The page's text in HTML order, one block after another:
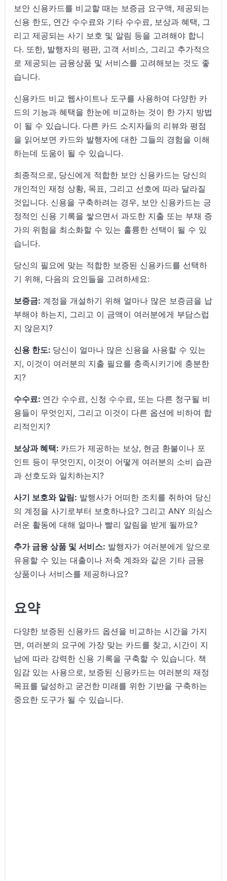
보안 신용카드를 비교할 때는 보증금 요구액, 제공되는
신용 한도, 연간 수수료와 기타 수수료, 보상과 혜택, 그
리고 제공되는 사기 보호 및 알림 등을 고려해야 합니
다. 또한, 발행자의 평판, 고객 서비스, 그리고 추가적으
로 제공되는 금융상품 및 서비스를 고려해보는 것도 좋
습니다.
신용카드 비교 웹사이트나 도구를 사용하여 다양한 카
드의 기능과 혜택을 한눈에 비교하는 것이 한 가지 방법
이 될 수 있습니다. 다른 카드 소지자들의 리뷰와 평점
을 읽어보면 카드와 발행자에 대한 그들의 경험을 이해
하는데 도움이 될 수 있습니다.
최종적으로, 당신에게 적합한 보안 신용카드는 당신의
개인적인 재정 상황, 목표, 그리고 선호에 따라 달라질
것입니다. 신용을 구축하려는 경우, 보안 신용카드는 긍
정적인 신용 기록을 쌓으면서 과도한 지출 또는 부채 증
가의 위험을 최소화할 수 있는 훌륭한 선택이 될 수 있
습니다.
당신의 필요에 맞는 적합한 보증된 신용카드를 선택하
기 위해, 다음의 요인들을 고려하세요:
보증금: 계정을 개설하기 위해 얼마나 많은 보증금을 납
부해야 하는지, 그리고 이 금액이 여러분에게 부담스럽
지 않은지?
신용 한도: 당신이 얼마나 많은 신용을 사용할 수 있는
지, 이것이 여러분의 지출 필요를 충족시키기에 충분한
지?
수수료: 연간 수수료, 신청 수수료, 또는 다른 청구될 비
용들이 무엇인지, 그리고 이것이 다른 옵션에 비하여 합
리적인지?
보상과 혜택: 카드가 제공하는 보상, 현금 환불이나 포
인트 등이 무엇인지, 이것이 어떻게 여러분의 소비 습관
과 선호도와 일치하는지?
사기 보호와 알림: 발행사가 어떠한 조치를 취하여 당신
의 계정을 사기로부터 보호하나요? 그리고 ANY 의심스
러운 활동에 대해 얼마나 빨리 알림을 받게 될까요?
추가 금융 상품 및 서비스: 발행자가 여러분에게 앞으로
유용할 수 있는 대출이나 저축 계좌와 같은 기타 금융
상품이나 서비스를 제공하나요?
요약
다양한 보증된 신용카드 옵션을 비교하는 시간을 가지
면, 여러분의 요구에 가장 맞는 카드를 찾고, 시간이 지
남에 따라 강력한 신용 기록을 구축할 수 있습니다. 책
임감 있는 사용으로, 보증된 신용카드는 여러분의 재정
목표를 달성하고 굳건한 미래를 위한 기반을 구축하는
중요한 도구가 될 수 있습니다.